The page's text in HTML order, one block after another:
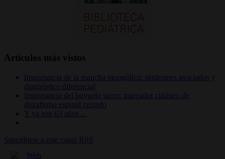
Artículos más vistos
Importancia de la mancha mongólica: síndromes asociados y
diagnóstico diferencial
Importancia del hoyuelo sacro: marcador cutáneo de
disrafismo espinal cerrado
Y ya son 63 años…
Suscribirse a este canal RSS